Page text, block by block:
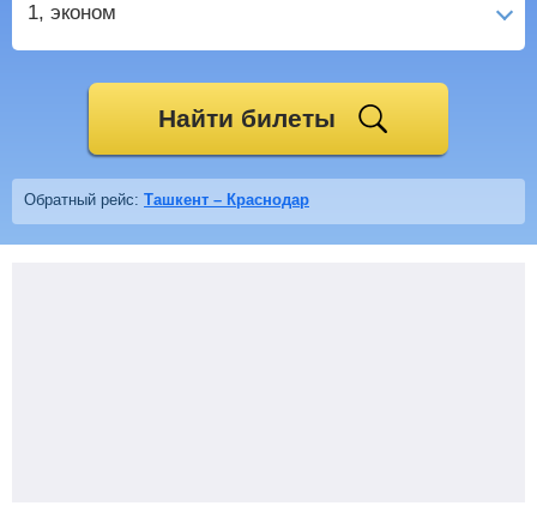
1, эконом
Найти билеты
Обратный рейс: Ташкент – Краснодар